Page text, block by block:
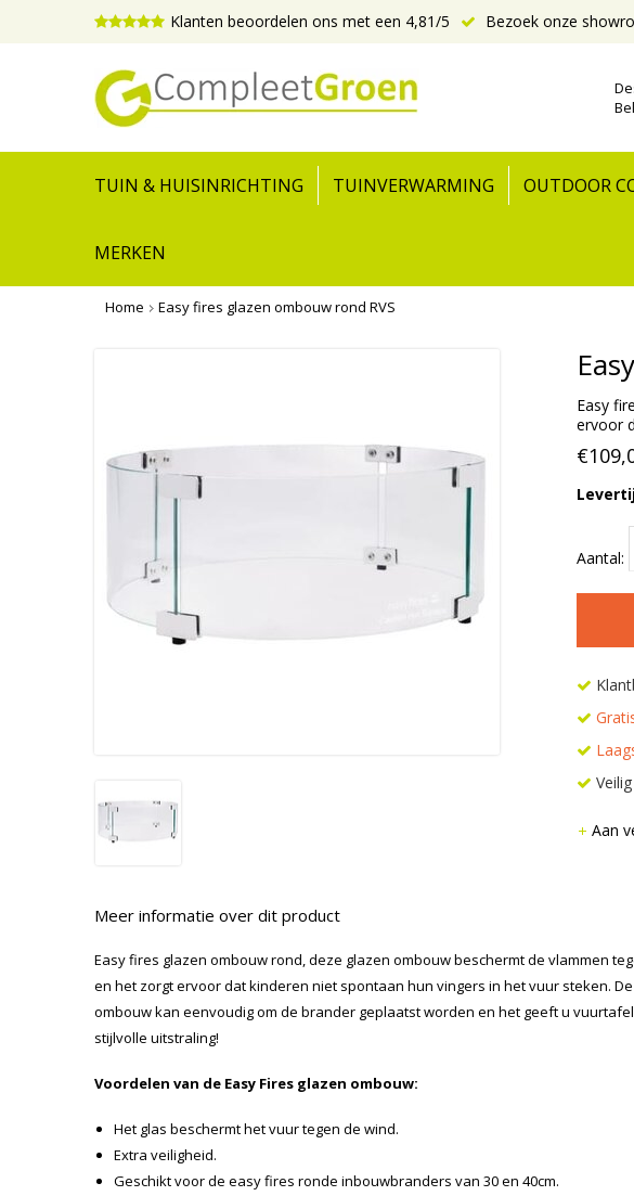
Klanten beoordelen ons met een 4,81/5 Bezoek onze
TUIN & HUISINRICHTING TUINVERWARMING OUTDOOR
MERKEN
Home Easy fires glazen ombouw rond RVS
Easy
ervoor
Aantal:
Veilig
Aan
Meer informatie over dit product
Easy fires glazen ombouw rond, deze glazen ombouw beschermt de vlammen
en het zorgt ervoor dat kinderen niet spontaan hun vingers in het vuur steken.
ombouw kan eenvoudig om de brander geplaatst worden en het geeft u
stijlvolle uitstraling!
Voordelen van de Easy Fires glazen ombouw:
Het glas beschermt het vuur tegen de wind.
Extra veiligheid.
Geschikt voor de easy fires ronde inbouwbranders van 30 en 40cm.